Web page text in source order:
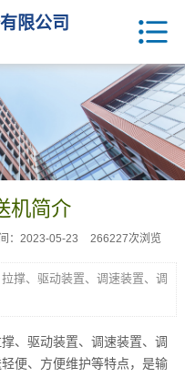
限公司
机简介
：2023-05-23 266227次浏览
撑、驱动装置、调速装置、调
、驱动装置、调速装置、调
便、方便维护等特点，是输